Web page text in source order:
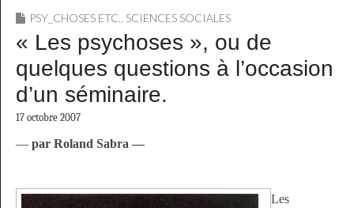
PSY_CHOSES ETC. SCIENCES SOCIALES
« Les psychoses », ou de
quelques questions à l’occasion
d’un séminaire.
17 octobre 2007
— par Roland Sabra —
Les